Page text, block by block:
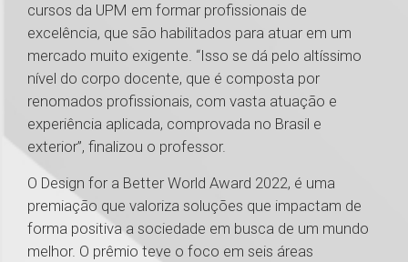
cursos da UPM em formar profissionais de
excelência, que são habilitados para atuar em um
mercado muito exigente. “Isso se dá pelo altíssimo
nível do corpo docente, que é composta por
renomados profissionais, com vasta atuação e
experiência aplicada, comprovada no Brasil e
exterior”, finalizou o professor.
O Design for a Better World Award 2022, é uma
premiação que valoriza soluções que impactam de
forma positiva a sociedade em busca de um mundo
melhor. O prêmio teve o foco em seis áreas